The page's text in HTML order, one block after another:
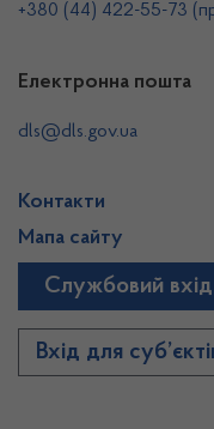
+380 (44) 422-55-73
Електронна пошта
dls@dls.gov.ua
Контакти
Мапа сайту
Службовий вхід
Вхід для